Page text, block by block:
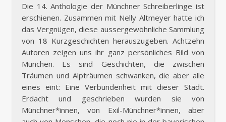
Die 14. Anthologie der Münchner Schreiberlinge ist
erschienen. Zusammen mit Nelly Altmeyer hatte ich
das Vergnügen, diese aussergewöhnliche Sammlung
von 18 Kurzgeschichten herauszugeben. Achtzehn
Autoren zeigen uns ihr ganz persönliches Bild von
München. Es sind Geschichten, die zwischen
Träumen und Alpträumen schwanken, die aber alle
eines eint: Eine Verbundenheit mit dieser Stadt.
Erdacht und geschrieben wurden sie von
Münchner*innen, von Exil-Münchner*innen, aber